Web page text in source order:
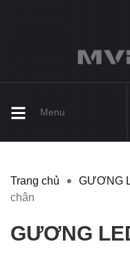
Menu
Trang chủ GƯƠNG
chân
GƯƠNG